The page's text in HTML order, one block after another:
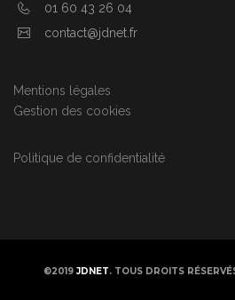
01 60 43 26 04
contact@jdnet.fr
Mentions légales
Gestion des cookies
Politique de confidentialité
©2019 JDNET. TOUS DROITS